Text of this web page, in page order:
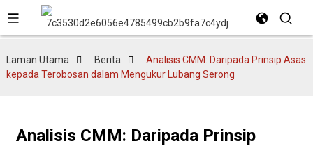
Laman Utama Berita
Analisis CMM: Daripada Prinsip Asas
kepada Terobosan dalam Mengukur Lubang Serong
Analisis CMM: Daripada Prinsip